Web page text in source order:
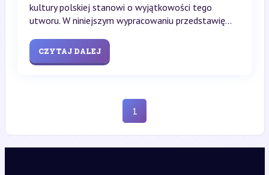
kultury polskiej stanowi o wyjątkowości tego
utworu. W niniejszym wypracowaniu przedstawię...
CZYTAJ DALEJ
1